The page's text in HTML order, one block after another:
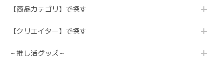
【商品カテゴリ】で探す
【クリエイター】で探す
～推し活グッズ～